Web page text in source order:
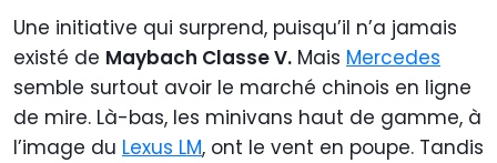
Une initiative qui surprend, puisqu’il n’a jamais
existé de Maybach Classe V. Mais Mercedes
semble surtout avoir le marché chinois en ligne
de mire. Là-bas, les minivans haut de gamme, à
l’image du Lexus LM, ont le vent en poupe. Tandis